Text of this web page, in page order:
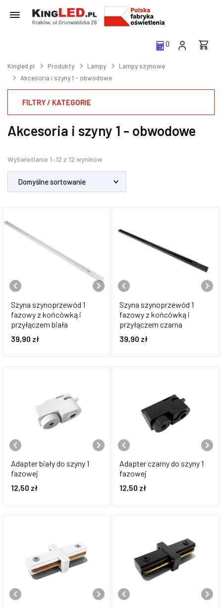
0
Kingled.pl Produkty Lampy
Lampy szynowe
Akcesoria i szyny 1 - obwodowe
Akcesoria i szyny 1 - obwodowe
Wyświetlanie 1–12 z 12 wyników
Szyna szynoprzewód 1
fazowy z końcówką i
przyłączem biała
39,90 zł
Szyna szynoprzewód 1
fazowy z końcówką i
przyłączem czarna
39,90 zł
Adapter biały do szyny 1
fazowej
12,50 zł
Adapter czarny do szyny 1
fazowej
12,50 zł
FILTRY / KATEGORIE